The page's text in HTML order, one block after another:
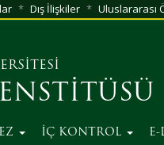
Dış İlişkiler Uluslararası
İÇ KONTROL E-